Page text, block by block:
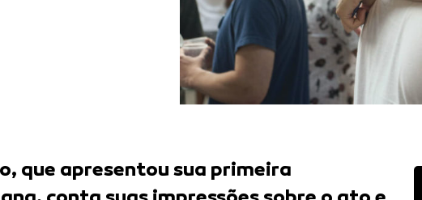
que apresentou sua primeira